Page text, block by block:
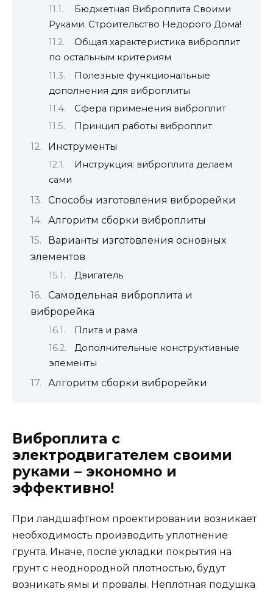
Бюджетная Виброплита Своими
Руками. Строительство Недорого Дома!
Общая характеристика виброплит
по остальным критериям
Полезные функциональные
дополнения для виброплиты
Сфера применения виброплит
Принцип работы виброплит
Инструменты
Инструкция: виброплита делаем
сами
Способы изготовления виброрейки
Алгоритм сборки виброплиты
Варианты изготовления основных
элементов
Двигатель
Самодельная виброплита и
виброрейка
Плита и рама
Дополнительные конструктивные
элементы
Алгоритм сборки виброрейки
Виброплита с
электродвигателем своими
руками – экономно и
эффективно!
При ландшафтном проектировании возникает
необходимость производить уплотнение
грунта. Иначе, после укладки покрытия на
грунт с неоднородной плотностью, будут
возникать ямы и провалы. Неплотная подушка